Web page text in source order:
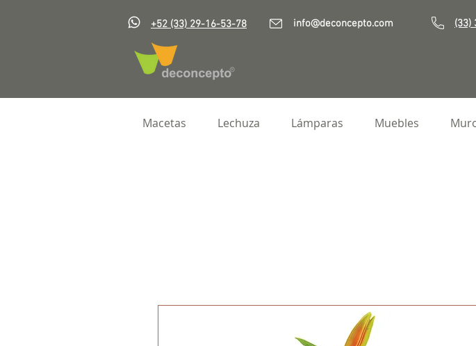
+52 (33) 29-16-53-78 info@deconcepto.com (33)
Macetas Lechuza Lámparas Muebles